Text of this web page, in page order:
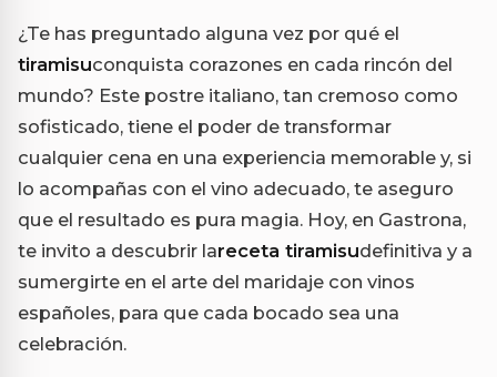
¿Te has preguntado alguna vez por qué el
tiramisuconquista corazones en cada rincón del
mundo? Este postre italiano, tan cremoso como
sofisticado, tiene el poder de transformar
cualquier cena en una experiencia memorable y, si
lo acompañas con el vino adecuado, te aseguro
que el resultado es pura magia. Hoy, en Gastrona,
te invito a descubrir lareceta tiramisudefinitiva y a
sumergirte en el arte del maridaje con vinos
españoles, para que cada bocado sea una
celebración.